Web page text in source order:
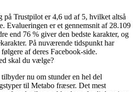
Trustpilot er 4,6 ud af 5, hvilket altså
Evalueringen er et gennemsnit af 28.109
end 76 % giver den bedste karakter, og
På nuværende tidspunkt har
af deres Facebook-side.
skal du vælge?
nu om stunder en hel del
til Metabo fræser. Det mest